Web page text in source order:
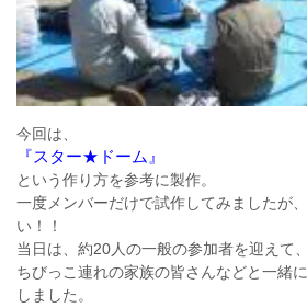
今回は、
『スター★ドーム』
という作り方を参考に製作。
一度メンバーだけで試作してみましたが
い！！
当日は、約20人の一般の参加者を迎えて、
ちびっこ連れの家族の皆さんなどと一緒
しました。